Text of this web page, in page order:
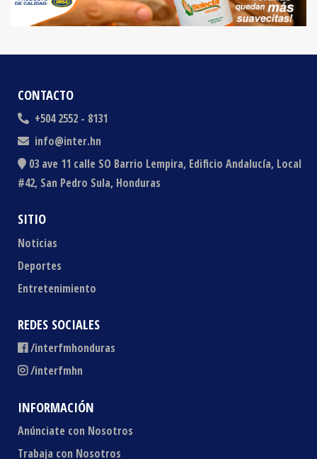
CONTACTO
+504 2552 - 8131
info@inter.hn
03 ave 11 calle SO Barrio Lempira, Edificio Andalucía, Local
#42, San Pedro Sula, Honduras
SITIO
Noticias
Deportes
Entretenimiento
REDES SOCIALES
/interfmhonduras
/interfmhn
INFORMACIÓN
Anúnciate con Nosotros
Trabaja con Nosotros